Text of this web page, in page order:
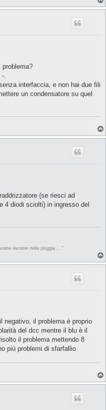
.
interfaccia, e non hai due fili
un condensatore su quel
(se riesci ad
4 diodi sciolti) in ingresso del
lacrime nella pioggia ..."
negativo, il problema è proprio
del dcc mentre il blu è il
il problema mettendo 8
più problemi di sfarfallio